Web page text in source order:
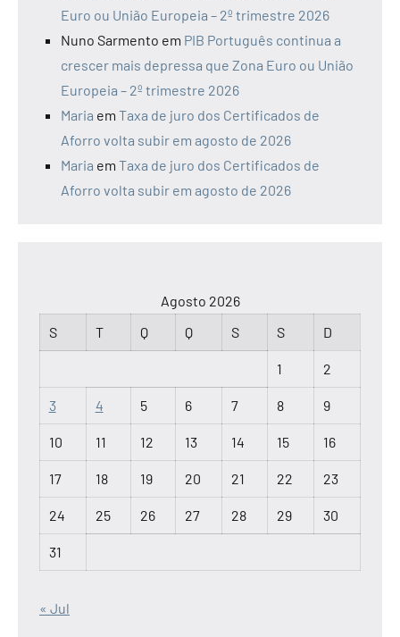
Euro ou União Europeia – 2º trimestre 2026
Nuno Sarmento em PIB Português continua a
crescer mais depressa que Zona Euro ou União
Europeia – 2º trimestre 2026
Maria em Taxa de juro dos Certificados de
Aforro volta subir em agosto de 2026
Maria em Taxa de juro dos Certificados de
Aforro volta subir em agosto de 2026
Agosto 2026
S
T Q Q S S D
1 2
3 4 5 6 7 8 9
10 11 12 13 14 15 16
17 18 19 20 21 22 23
24 25 26 27 28 29 30
31
« Jul